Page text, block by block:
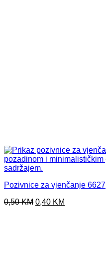
Pozivnice za vjenčanje 6627
0,50KM Original
0,40 KM